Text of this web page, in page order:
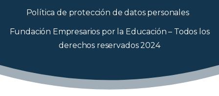
Política de protección de datos personales
Fundación Empresarios por la Educación – Todos los
derechos reservados 2024